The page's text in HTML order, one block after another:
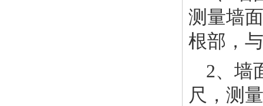
测量墙
根部，
2、墙
尺，测